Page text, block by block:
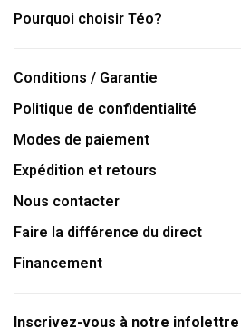
Pourquoi choisir Téo?
Conditions / Garantie
Politique de confidentialité
Modes de paiement
Expédition et retours
Nous contacter
Faire la différence du direct
Financement
Inscrivez-vous à notre infolettre